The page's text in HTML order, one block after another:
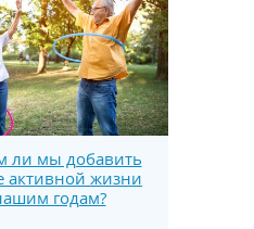
ли мы добавить
активной жизни
годам?